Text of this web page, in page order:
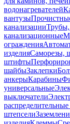
водонагревателей
вантузы
канализации
канализационные
ограждения
изделияСаморезы,
штифты
шайбыЗаклепки
анкерыКарабины
универсальные
выключатели
штепсели